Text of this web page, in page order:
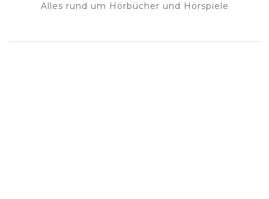
Alles rund um Hörbücher und Hörspiele